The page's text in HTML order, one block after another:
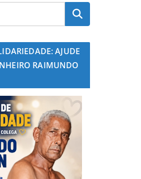
AJUDE
RAIMUNDO